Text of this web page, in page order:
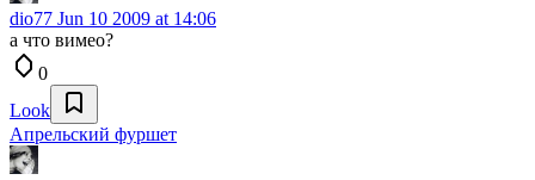
dio77 Jun 10 2009 at 14:06
а что вимео?
0
Look
Апрельский фуршет